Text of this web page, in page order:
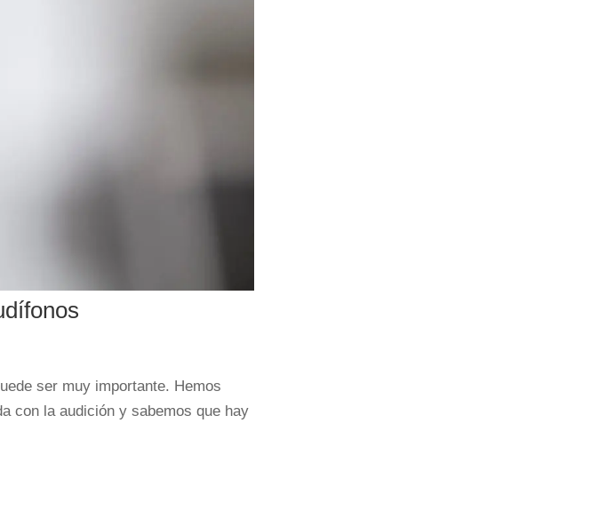
ser muy importante. Hemos
con la audición y sabemos que hay